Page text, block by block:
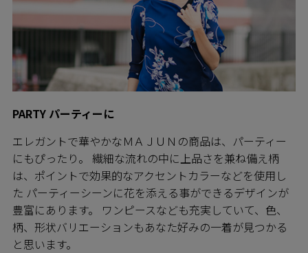
PARTY パーティーに
エレガントで華やかなＭＡＪＵＮの商品は、パーティー
にもぴったり。 繊細な流れの中に上品さを兼ね備え柄
は、ポイントで効果的なアクセントカラーなどを使用し
た パーティーシーンに花を添える事ができるデザインが
豊富にあります。 ワンピースなども充実していて、色、
柄、形状バリエーションもあなた好みの一着が見つかる
と思います。